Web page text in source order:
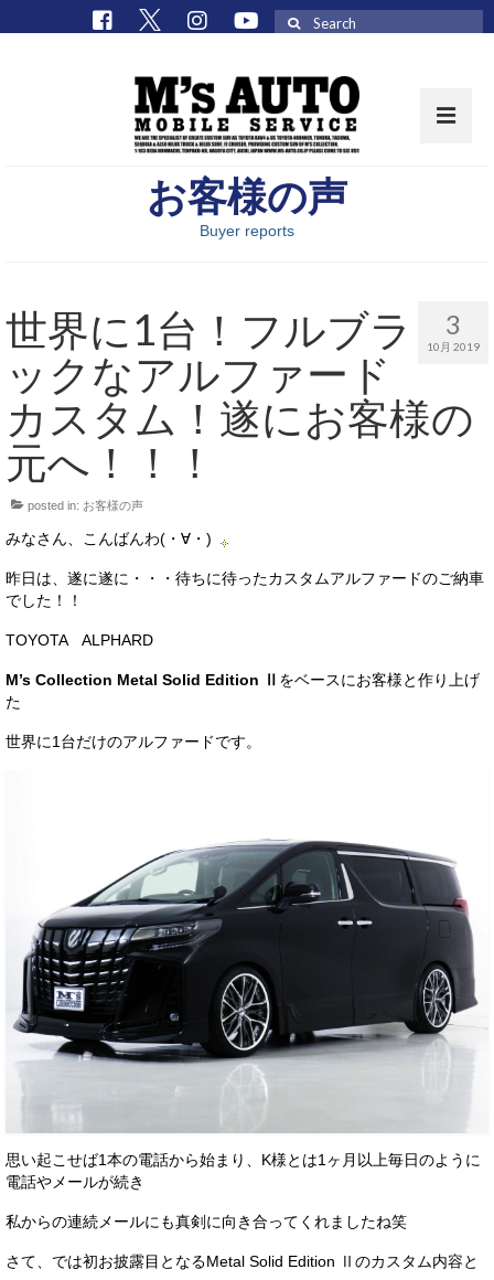
取扱車種一覧
M’sCollectionパーツ一覧
エムズオート
M’sCollection
エムズオートとは
サービス・保証
店舗情報
店舗情報
トップメッセージ
イベント
ニュース
スタッフブログ
お客様の声
お問い合わせ
電話はこちら
お客様の声
Buyer reports
3
10月 2019
世界に1台！フルブラ
ックなアルファード
カスタム！遂にお客様の
元へ！！！
posted in: お客様の声
みなさん、こんばんわ(・∀・)
昨日は、遂に遂に・・・待ちに待ったカスタムアルファードのご納車
でした！！
TOYOTA ALPHARD
M’s Collection Metal Solid Edition Ⅱ をベースにお客様と作り上げ
た
世界に1台だけのアルファードです。
思い起こせば1本の電話から始まり、K様とは1ヶ月以上毎日のように
電話やメールが続き
私からの連続メールにも真剣に向き合ってくれましたね笑
さて、では初お披露目となるMetal Solid Edition Ⅱのカスタム内容と